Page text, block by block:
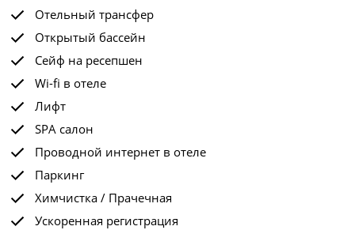
Отельный трансфер
Открытый бассейн
Сейф на ресепшен
Wi-fi в отеле
Лифт
SPA салон
Проводной интернет в отеле
Паркинг
Химчистка / Прачечная
Ускоренная регистрация